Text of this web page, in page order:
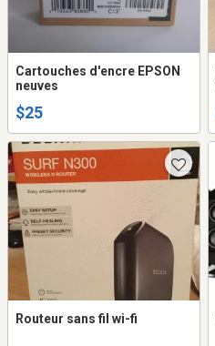
Cartouches d'encre EPSON
neuves
$25
Routeur sans fil wi-fi